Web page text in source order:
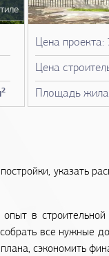
Цена проекта:
Цена
Площадь
указать
опыт в
все нужные
сэкономить